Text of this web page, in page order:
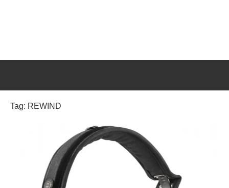
Tag: REWIND